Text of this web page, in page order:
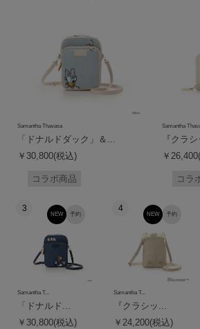
Samantha Thavasa
「ドナルドダック」＆...
￥30,800(税込)
コラボ商品
Samantha
『クラ
￥
コラ
3
予約
NEW
Samantha T...
「ドナルド...
￥30,800(税込)
4
予約
NEW
Samantha T...
『クラシッ...
￥24,200(税込)